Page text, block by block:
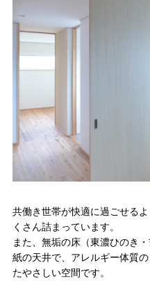
共働き世帯が快適に過ごせる
くさん詰まっています。
また、無垢の床（東濃ひのき
紙の天井で、アレルギー体質
たやさしい空間です。